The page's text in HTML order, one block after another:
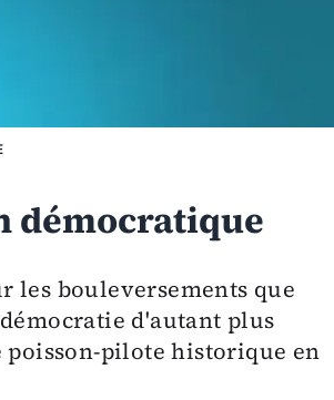
démocratique
les bouleversements que
d'autant plus
poisson-pilote historique en